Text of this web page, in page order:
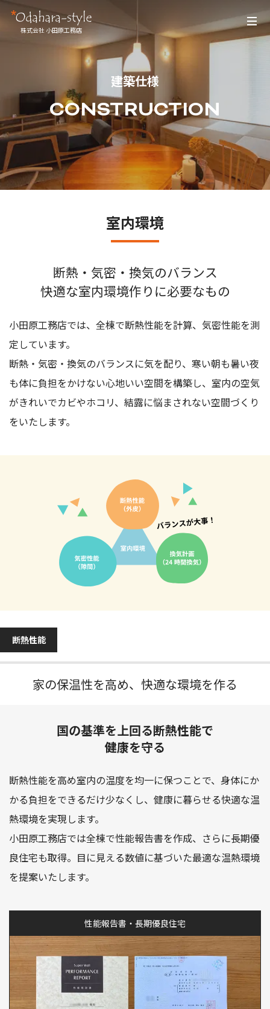
株式会社 小田原工務店
建築仕様
CONSTRUCTION
室内環境
断熱・気密・換気のバランス
快適な室内環境作りに必要なもの
小田原工務店では、全棟で断熱性能を計算、気密性能を測
定しています。
断熱・気密・換気のバランスに気を配り、寒い朝も暑い夜
も体に負担をかけない心地いい空間を構築し、 室内の空気
がきれいでカビやホコリ、結露に悩まされない空間づくり
をいたします。
断熱性能
家の保温性を高め、快適な環境を作る
国の基準を上回る断熱性能で
健康を守る
断熱性能を高め室内の温度を均一に保つことで、身体にか
かる負担をできるだけ少なくし、 健康に暮らせる快適な温
熱環境を実現します。
小田原工務店では全棟で性能報告書を作成、さらに長期優
良住宅も取得。目に見える数値に基づいた最適な温熱環境
を提案いたします。
性能報告書・長期優良住宅